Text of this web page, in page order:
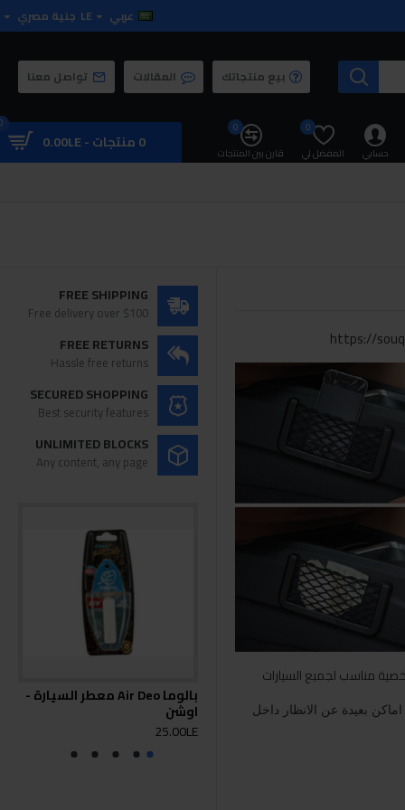
عربي LE جنية مصري
بيع منتجاتك المقالات تواصل معنا
حسابي المفضل لي
0
قارن بين المنتجات
0
0 منتجات - 0.00LE
https://
مناسب لجميع السيارات
بعيدة عن الانظار داخل
FREE SHIPPING
Free delivery over $100
FREE RETURNS
Hassle free returns
SECURED SHOPPING
Best security features
UNLIMITED BLOCKS
Any content, any page
بالوما Air Deo معطر السيارة -
اوشن
25.00LE